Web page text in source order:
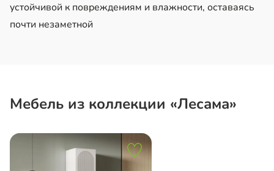
устойчивой к повреждениям и влажности, оставаясь
почти незаметной
Мебель из коллекции «Лесама»